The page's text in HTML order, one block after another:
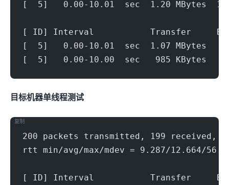
[  5]   0.00-10.01  sec  1.20 MBytes
[ ID] Interval           Transfer
[  5]   0.00-10.01  sec  1.07 MBytes
[  5]   0.00-10.00  sec   985 KBytes
目标机器 IPERF3单线程测试
200 packets transmitted, 199 received,
rtt min/avg/max/mdev = 9.287/12.664/
[ ID] Interval           Transfer
复制